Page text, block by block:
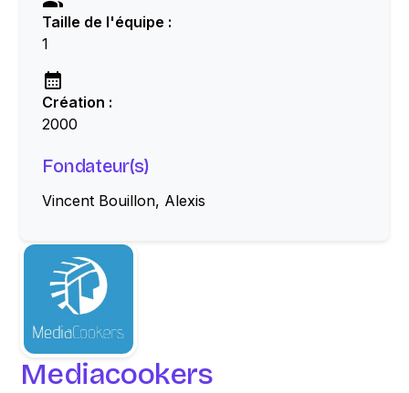
Mediacookers
Taille de l'équipe :
1
Création :
2000
Fondateur(s)
Vincent Bouillon, Alexis